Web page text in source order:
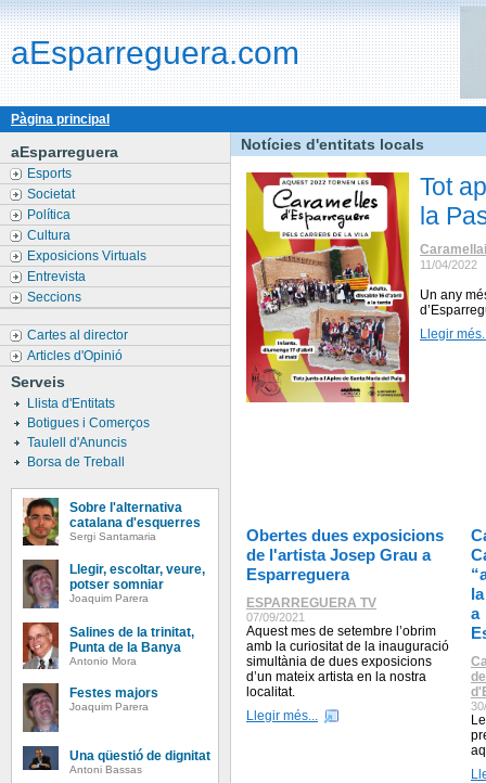
aEsparreguera.com
Pàgina principal
aEsparreguera
Esports
Societat
Política
Cultura
Exposicions Virtuals
Entrevista
Seccions
Cartes al director
Articles d'Opinió
Serveis
Llista d'Entitats
Botigues i Comerços
Taulell d'Anuncis
Borsa de Treball
Sobre l'alternativa
catalana d'esquerres
Sergi Santamaria
Llegir, escoltar, veure,
potser somniar
Joaquim Parera
Salines de la trinitat,
Punta de la Banya
Antonio Mora
Festes majors
Joaquim Parera
Una qüestió de dignitat
Antoni Bassas
Notícies d'entitats locals
Tot
la
11/04/2022
Un any
Llegir
Obertes dues exposicions
de l'artista Josep Grau a
Esparreguera
ESPARREGUERA TV
07/09/2021
Aquest mes de setembre l’obrim
amb la curiositat de la inauguració
simultània de dues exposicions
d’un mateix artista en la nostra
localitat.
Llegir més...
a